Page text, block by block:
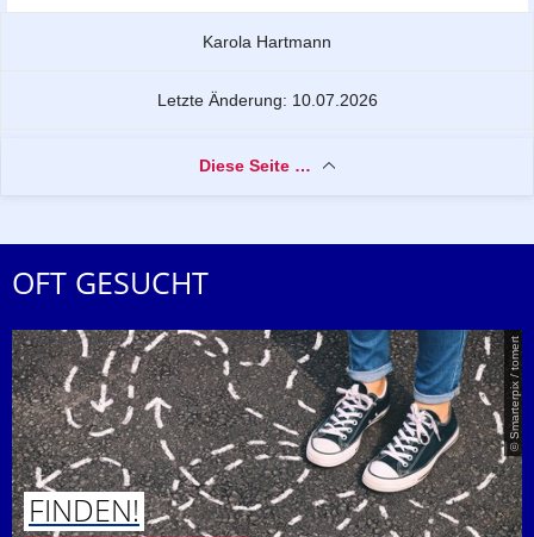
Karola Hartmann
Letzte Änderung: 10.07.2026
Diese Seite …
OFT GESUCHT
© Smarterpix / tomert
FINDEN!